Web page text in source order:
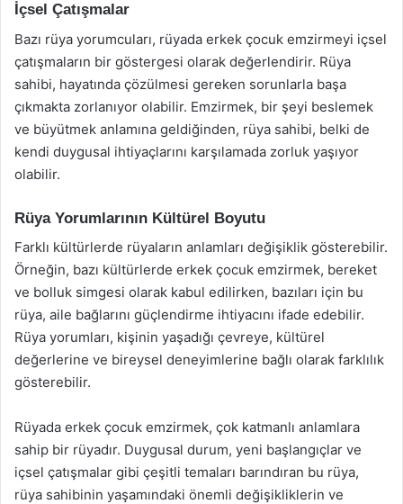
İçsel Çatışmalar
Bazı rüya yorumcuları, rüyada erkek çocuk emzirmeyi içsel
çatışmaların bir göstergesi olarak değerlendirir. Rüya
sahibi, hayatında çözülmesi gereken sorunlarla başa
çıkmakta zorlanıyor olabilir. Emzirmek, bir şeyi beslemek
ve büyütmek anlamına geldiğinden, rüya sahibi, belki de
kendi duygusal ihtiyaçlarını karşılamada zorluk yaşıyor
olabilir.
Rüya Yorumlarının Kültürel Boyutu
Farklı kültürlerde rüyaların anlamları değişiklik gösterebilir.
Örneğin, bazı kültürlerde erkek çocuk emzirmek, bereket
ve bolluk simgesi olarak kabul edilirken, bazıları için bu
rüya, aile bağlarını güçlendirme ihtiyacını ifade edebilir.
Rüya yorumları, kişinin yaşadığı çevreye, kültürel
değerlerine ve bireysel deneyimlerine bağlı olarak farklılık
gösterebilir.
Rüyada erkek çocuk emzirmek, çok katmanlı anlamlara
sahip bir rüyadır. Duygusal durum, yeni başlangıçlar ve
içsel çatışmalar gibi çeşitli temaları barındıran bu rüya,
rüya sahibinin yaşamındaki önemli değişikliklerin ve